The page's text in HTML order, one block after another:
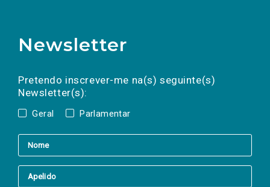
Newsletter
Pretendo inscrever-me na(s) seguinte(s)
Newsletter(s):
Geral Parlamentar
a(s) newsletter(s).
mail